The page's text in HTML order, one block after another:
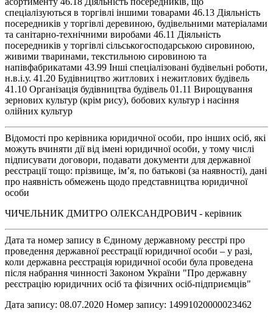
спеціалізуються в торгівлі іншими товарами 46.13 Діяльність
посередників у торгівлі деревиною, будівельними матеріалами
та санітарно-технічними виробами 46.11 Діяльність
посередників у торгівлі сільськогосподарською сировиною,
живими тваринами, текстильною сировиною та
напівфабрикатами 43.99 Інші спеціалізовані будівельні роботи,
н.в.і.у. 41.20 Будівництво житлових і нежитлових будівель
41.10 Організація будівництва будівель 01.11 Вирощування
зернових культур (крім рису), бобових культур і насіння
олійних культур
Відомості про керівника юридичної особи, про інших осіб, які
можуть вчиняти дії від імені юридичної особи, у тому числі
підписувати договори, подавати документи для державної
реєстрації тощо: прізвище, ім’я, по батькові (за наявності), дані
про наявність обмежень щодо представництва юридичної
особи
ЧИЧЕЛЬНИК ДМИТРО ОЛЕКСАНДРОВИЧ - керівник
Дата та номер запису в Єдиному державному реєстрі про
проведення державної реєстрації юридичної особи – у разі,
коли державна реєстрація юридичної особи була проведена
після набрання чинності Законом України "Про державну
реєстрацію юридичних осіб та фізичних осіб-підприємців"
Дата запису: 08.07.2020 Номер запису: 14991020000023462